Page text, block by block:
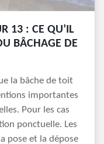
13 : CE QU’IL
BÂCHAGE DE
la bâche de toit
importantes
Pour les cas
ponctuelle. Les
pose et la dépose